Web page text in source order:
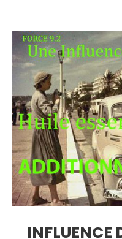
INFLUENCE